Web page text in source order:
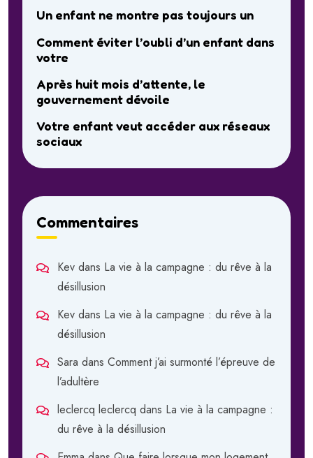
Un enfant ne montre pas toujours un
Comment éviter l’oubli d’un enfant dans
votre
Après huit mois d’attente, le
gouvernement dévoile
Votre enfant veut accéder aux réseaux
sociaux
Commentaires
Kev dans La vie à la campagne : du rêve à la
désillusion
Kev dans La vie à la campagne : du rêve à la
désillusion
Sara dans Comment j’ai surmonté l’épreuve de
l’adultère
leclercq leclercq dans La vie à la campagne :
du rêve à la désillusion